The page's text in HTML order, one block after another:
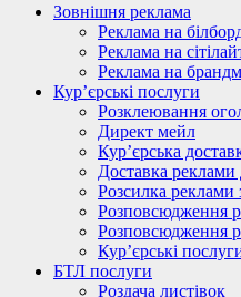
Зовнішня реклама
Реклама на
Реклама на
Реклама на
Кур’єрські послуги
Розклеювання
Директ мейл
Кур’єрська
Доставка реклами
Розсилка реклами
Розповсюдження
Розповсюдження
Кур’єрські
БТЛ послуги
Роздача листівок